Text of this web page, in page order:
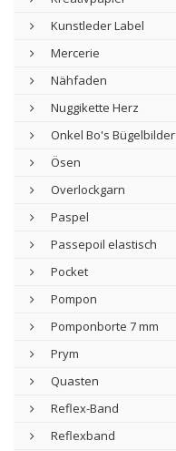
Kunstleder Label
Mercerie
Nähfaden
Nuggikette Herz
Onkel Bo's Bügelbilder
Ösen
Overlockgarn
Paspel
Passepoil elastisch
Pocket
Pompon
Pomponborte 7 mm
Prym
Quasten
Reflex-Band
Reflexband